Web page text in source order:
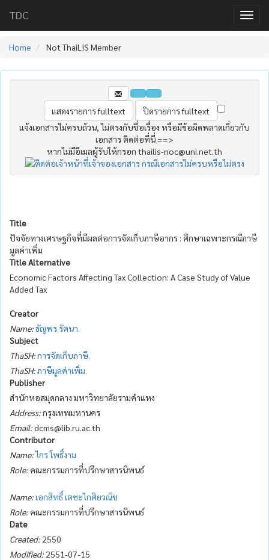
TDC
Home Not ThaiLIS Member
แจ้งเอกสารไม่ครบถ้วน, ไม่ตรงกับชื่อเรื่อง หรือมีข้อผิดพลาดเกี่ยวกับ
เอกสาร ติดต่อที่นี่ ==>
หากไม่มีอีเมลผู้รับให้กรอก thailis-noc@uni.net.th
Title
ปัจจัยทางเศรษฐกิจที่มีผลต่อการจัดเก็บภาษีอากร : ศึกษาเฉพาะกรณีภาษี
มูลค่าเพิ่ม
Title Alternative
Economic Factors Affecting Tax Collection: A Case Study of Value
Added Tax
Creator
Name:ธัญพร รัตนา.
Subject
ThaSH:การจัดเก็บภาษี.
ThaSH:ภาษีมูลค่าเพิ่ม.
Publisher
สำนักหอสมุดกลาง มหาวิทยาลัยรามคำแหง
Address:กรุงเทพมหานคร
Email:dcms@lib.ru.ac.th
Contributor
Name:ไกร โพธิ์งาม
Role: คณะกรรมการที่ปรึกษาสารนิพนธ์
Name:เอกสิทธิ์ เตชะไกศิยวณิช
Role: คณะกรรมการที่ปรึกษาสารนิพนธ์
Date
Created: 2550
Modified: 2551-07-15